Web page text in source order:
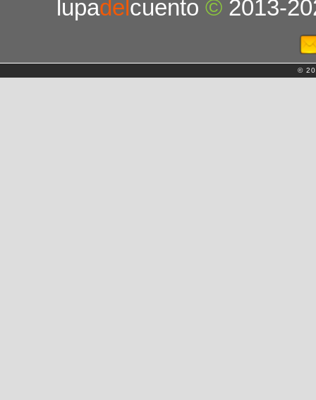
lupadelcuento© 2013-
©